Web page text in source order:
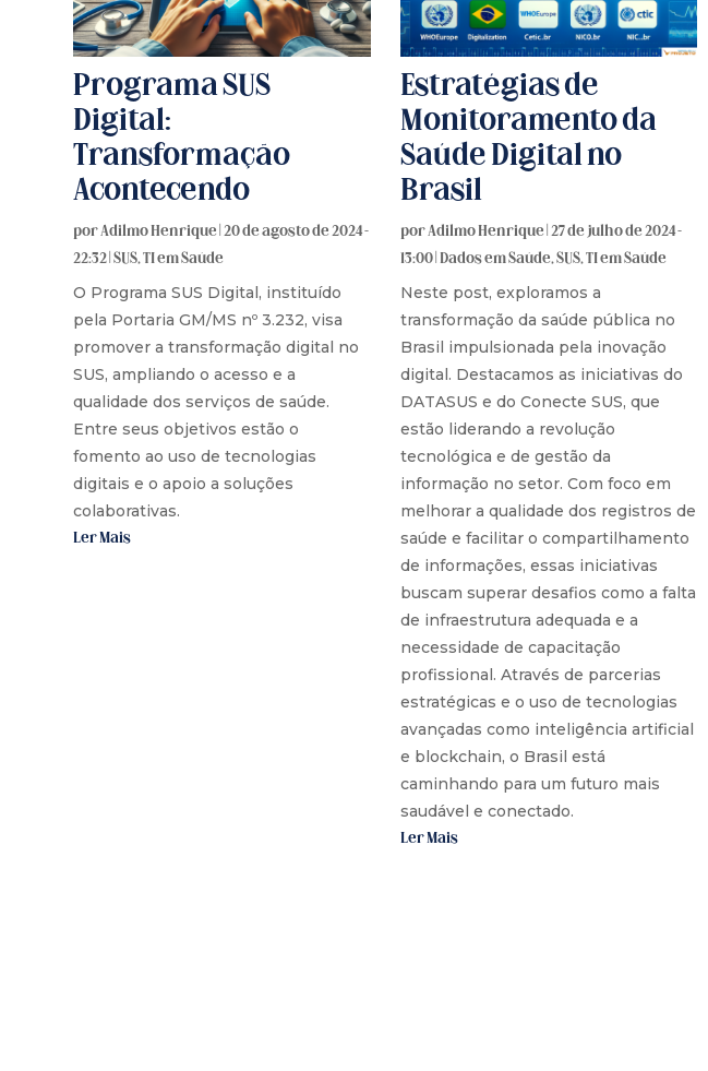
Programa SUS
Digital:
Transformação
Acontecendo
porAdilmo Henrique |20 de agosto de 2024 -
22:32 |SUS,TI em Saúde
O Programa SUS Digital, instituído
pela Portaria GM/MS nº 3.232, visa
promover a transformação digital no
SUS, ampliando o acesso e a
qualidade dos serviços de saúde.
Entre seus objetivos estão o
fomento ao uso de tecnologias
digitais e o apoio a soluções
colaborativas.
Ler Mais
Estratégias de
Monitoramento da
Saúde Digital no
Brasil
porAdilmo Henrique| 27 de julho de 2024 -
13:00 Dados em Saúde,SUS,TI em Saúde
Neste post, exploramos a
transformação da saúde pública no
Brasil impulsionada pela inovação
digital. Destacamos as iniciativas do
DATASUS e do Conecte SUS, que
estão liderando a revolução
tecnológica e de gestão da
informação no setor. Com foco em
melhorar a qualidade dos registros de
saúde e facilitar o compartilhamento
de informações, essas iniciativas
buscam superar desafios como a falta
de infraestrutura adequada e a
necessidade de capacitação
profissional. Através de parcerias
estratégicas e o uso de tecnologias
avançadas como inteligência artificial
e blockchain, o Brasil está
caminhando para um futuro mais
saudável e conectado.
Ler Mais